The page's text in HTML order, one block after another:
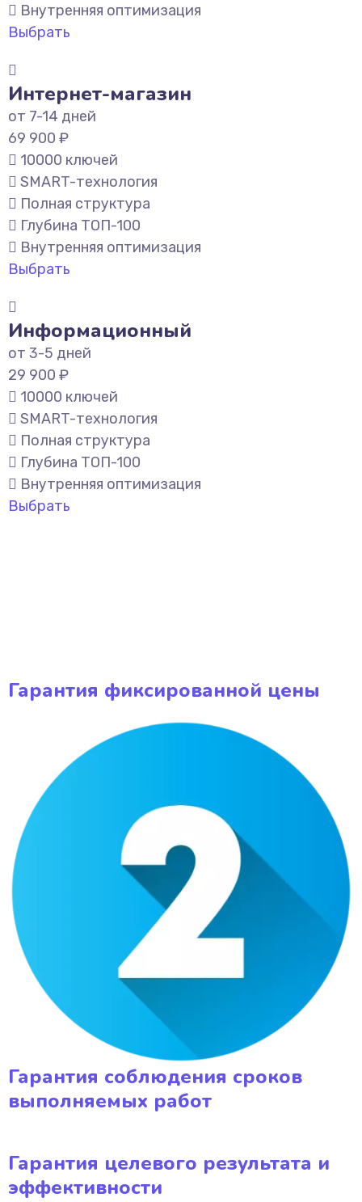
Внутренняя оптимизация
Выбрать
Интернет-магазин
от 7-14 дней
69 900 ₽
10000 ключей
SMART-технология
Полная структура
Глубина ТОП-100
Внутренняя оптимизация
Выбрать
Информационный
от 3-5 дней
29 900 ₽
10000 ключей
SMART-технология
Полная структура
Глубина ТОП-100
Внутренняя оптимизация
Выбрать
Гарантия фиксированной цены
Гарантия соблюдения сроков
выполняемых работ
Гарантия целевого результата и
эффективности